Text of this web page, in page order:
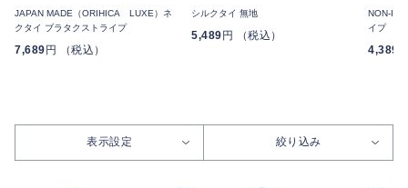
JAPAN MADE（ORIHICA LUXE）ネ
クタイ ブラタクストライプ
7,689円 （税込）
シルクタイ 無地
5,489円 （税込）
NON-
イプ
4,389
表示設定 絞り込み